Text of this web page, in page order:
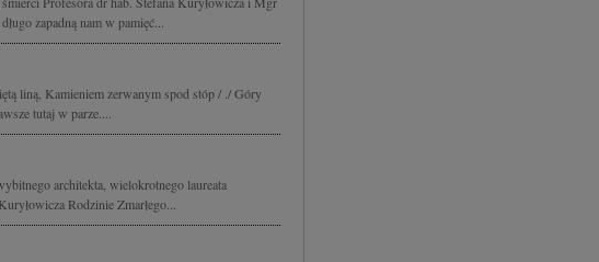
zapadną nam w pamięć...
liną, Kamieniem zerwanym spod stóp / ./ Góry
tutaj w parze....
architekta, wielokrotnego laureata
Rodzinie Zmarłego...